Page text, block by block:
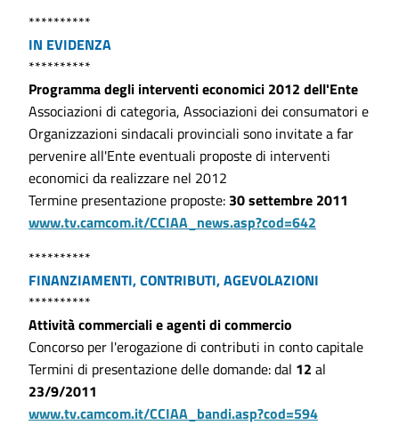
**********
IN EVIDENZA
**********
Programma degli interventi economici 2012 dell'Ente
Associazioni di categoria, Associazioni dei consumatori e
Organizzazioni sindacali provinciali sono invitate a far
pervenire all'Ente eventuali proposte di interventi
economici da realizzare nel 2012
Termine presentazione proposte: 30 settembre 2011
www.tv.camcom.it/CCIAA_news.asp?cod=642
**********
FINANZIAMENTI, CONTRIBUTI, AGEVOLAZIONI
**********
Attività commerciali e agenti di commercio
Concorso per l'erogazione di contributi in conto capitale
Termini di presentazione delle domande: dal 12 al
23/9/2011
www.tv.camcom.it/CCIAA_bandi.asp?cod=594